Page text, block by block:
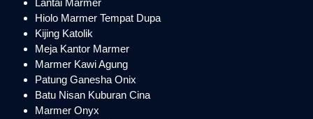
Lantai Marmer
Hiolo Marmer Tempat Dupa
Kijing Katolik
Meja Kantor Marmer
Marmer Kawi Agung
Patung Ganesha Onix
Batu Nisan Kuburan Cina
Marmer Onyx